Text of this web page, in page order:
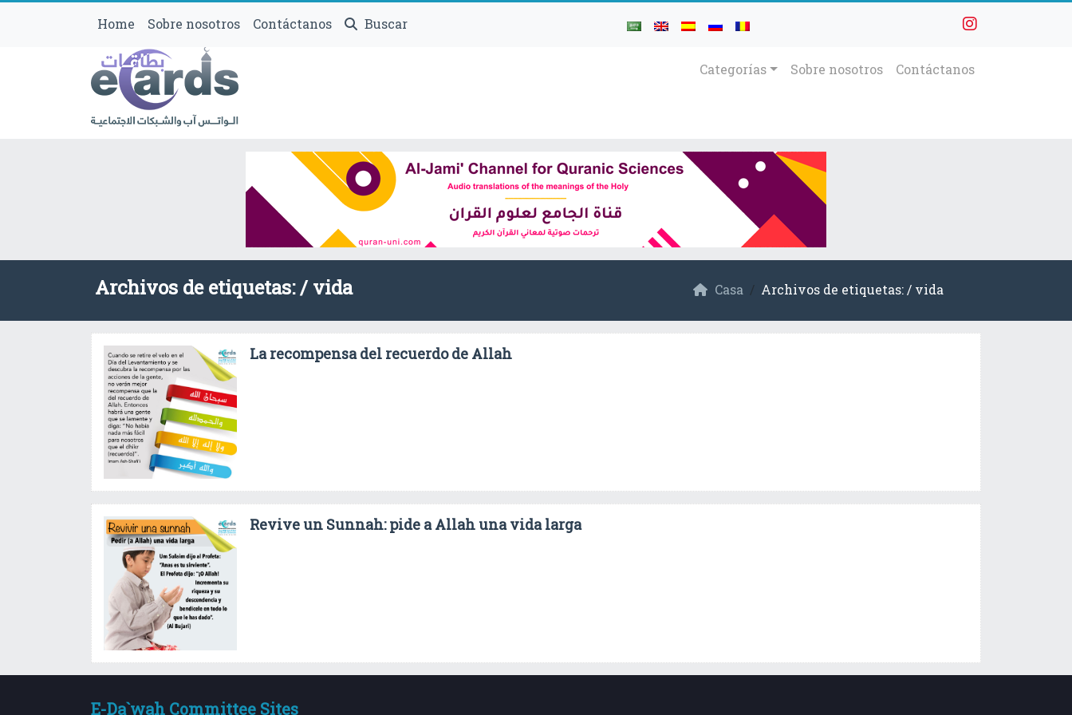
Home Sobre nosotros Contáctanos Buscar
Categorías Sobre nosotros Contáctanos
Archivos de etiquetas: /vida Casa Archivos de etiquetas: / vida
La recompensa del recuerdo de Allah
Revive un Sunnah: pide a Allah una vida larga
E-Da`wah Committee Sites